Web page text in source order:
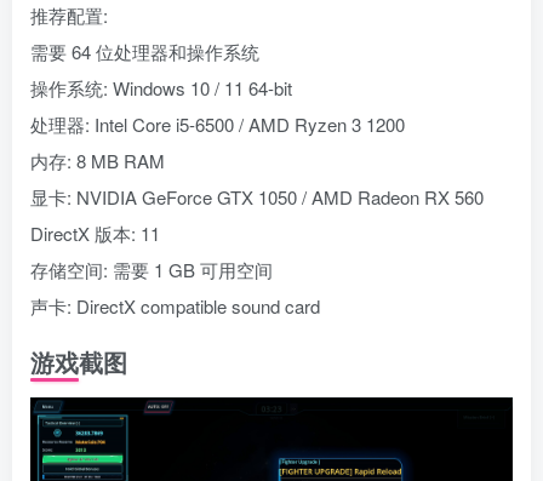
推荐配置:
需要 64 位处理器和操作系统
操作系统: Windows 10 / 11 64-bit
处理器: Intel Core i5-6500 / AMD Ryzen 3 1200
内存: 8 MB RAM
显卡: NVIDIA GeForce GTX 1050 / AMD Radeon RX 560
DirectX 版本: 11
存储空间: 需要 1 GB 可用空间
声卡: DirectX compatible sound card
游戏截图